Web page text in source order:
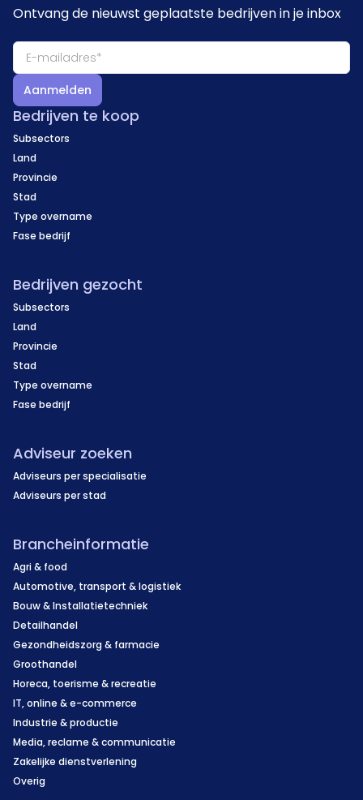
Ontvang de nieuwst geplaatste bedrijven in je inbox
Aanmelden
Bedrijven te koop
Subsectors
Land
Provincie
Stad
Type overname
Fase bedrijf
Bedrijven gezocht
Subsectors
Land
Provincie
Stad
Type overname
Fase bedrijf
Adviseur zoeken
Adviseurs per specialisatie
Adviseurs per stad
Brancheinformatie
Agri & food
Automotive, transport & logistiek
Bouw & Installatietechniek
Detailhandel
Gezondheidszorg & farmacie
Groothandel
Horeca, toerisme & recreatie
IT, online & e-commerce
Industrie & productie
Media, reclame & communicatie
Zakelijke dienstverlening
Overig